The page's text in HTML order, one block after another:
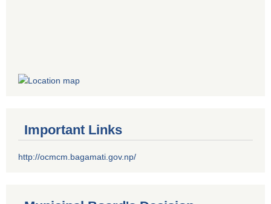
Important Links
http://ocmcm.bagamati.gov.np/